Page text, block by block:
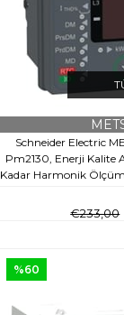
Schneider Electric
Pm2130, Enerji Kalite
Kadar Harmonik
€233,00
%60